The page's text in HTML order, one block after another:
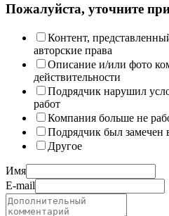
Пожалуйста, уточните
Контент,
авторские права
Описание и/или фото
действительности
Подрядчик нарушил
работ
Компания больше не
Подрядчик был замечен
Другое
Имя
E-mail